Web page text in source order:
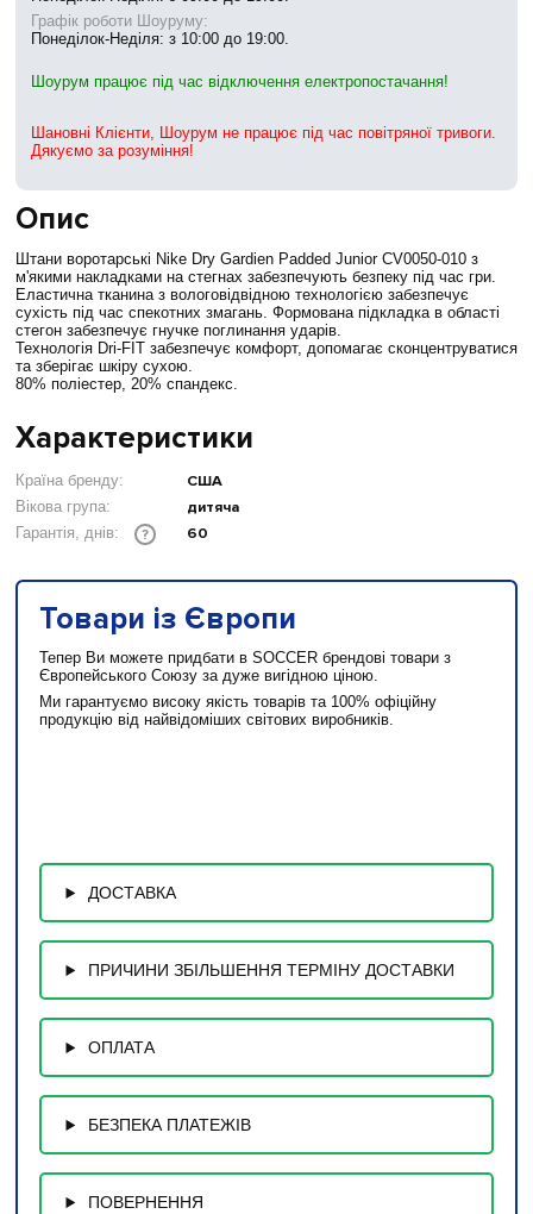
Опис
Штани воротарські Nike Dry Gardien Padded Junior CV0050-010 з
м'якими накладками на стегнах забезпечують безпеку під час гри.
Еластична тканина з вологовідвідною технологією забезпечує
сухість під час спекотних змагань. Формована підкладка в області
стегон забезпечує гнучке поглинання ударів.
Технологія Dri-FIT забезпечує комфорт, допомагає сконцентруватися
та зберігає шкіру сухою.
80% поліестер, 20% спандекс.
Характеристики
Країна бренду: США
Вікова група: дитяча
Гарантія, днів: ? 60
Товари із Європи
Тепер Ви можете придбати в SOCCER брендові товари з
Європейського Союзу за дуже вигідною ціною.
Ми гарантуємо високу якість товарів та 100% офіційну
продукцію від найвідоміших світових виробників.
ДОСТАВКА
ПРИЧИНИ ЗБІЛЬШЕННЯ ТЕРМІНУ ДОСТАВКИ
ОПЛАТА
БЕЗПЕКА ПЛАТЕЖІВ
ПОВЕРНЕННЯ
Графік роботи Шоуруму:
Понеділок-Неділя: з 10:00 до 19:00.
Шоурум працює під час відключення електропостачання!
Шановні Клієнти, Шоурум не працює під час повітряної тривоги.
Дякуємо за розуміння!